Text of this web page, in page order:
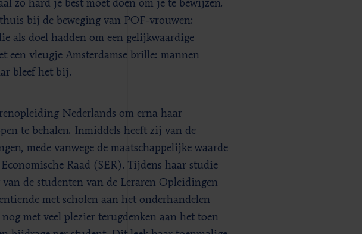
zo hard je best moet doen om je te bewijzen.
bij de beweging van POF-vrouwen:
als doel hadden om een gelijkwaardige
een vleugje Amsterdamse brille: mannen
bleef het bij.
Nederlands om erna haar
te behalen. Inmiddels heeft zij van de
mede vanwege de maatschappelijke waarde
Raad (SER). Tijdens haar studie
de studenten van de Leraren Opleidingen
met scholen aan het onderhandelen
met veel plezier terugdenken aan het toen